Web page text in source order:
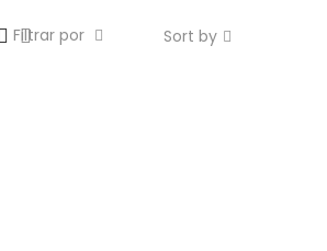
Sort by
Filtrar por